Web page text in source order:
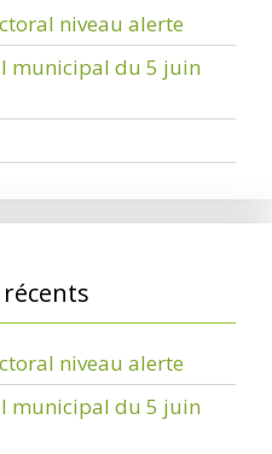
niveau alerte
municipal du 5 juin
niveau alerte
municipal du 5 juin